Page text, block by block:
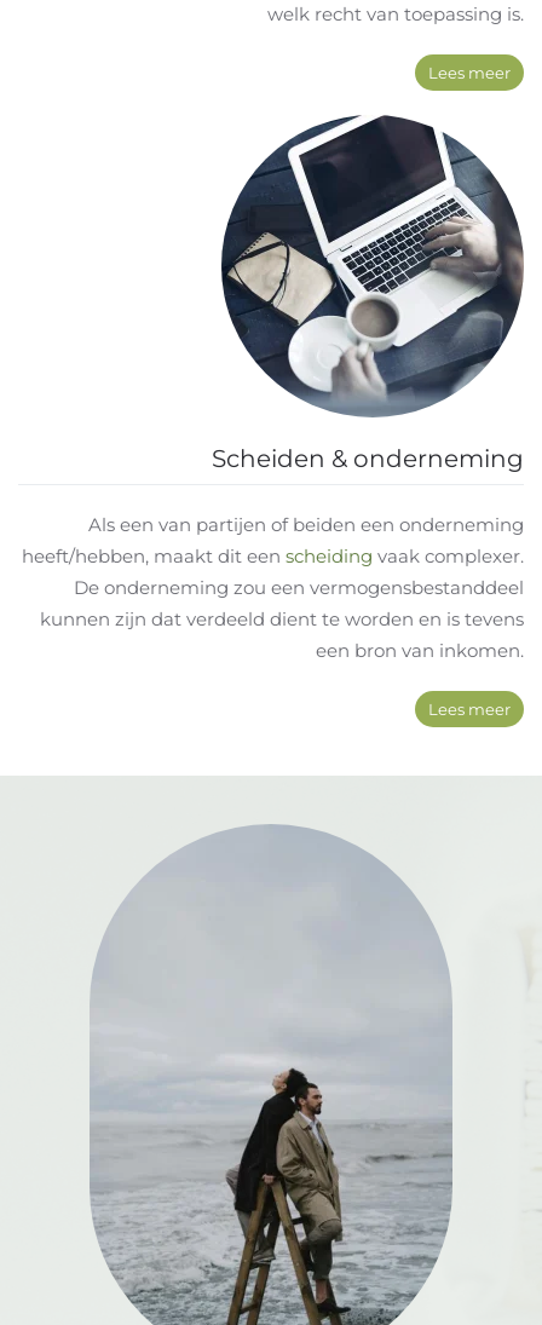
welk recht van toepassing is.
Lees meer
Scheiden & onderneming
Als een van partijen of beiden een onderneming
heeft/hebben, maakt dit een scheiding vaak complexer.
De onderneming zou een vermogensbestanddeel
kunnen zijn dat verdeeld dient te worden en is tevens
een bron van inkomen.
Lees meer